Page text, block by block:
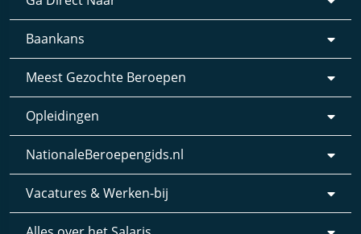
Baankans
Meest Gezochte Beroepen
Opleidingen
NationaleBeroepengids.nl
Vacatures & Werken-bij